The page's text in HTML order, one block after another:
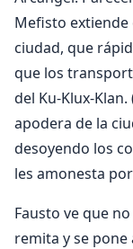
Mefisto
ciudad, que
que los
del Ku-Klux-
apodera de la
desoyendo los
les amonesta
Fausto ve que
remita y se